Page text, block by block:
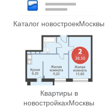
Каталог новостроекМосквы
Квартиры в
новостройкахМосквы